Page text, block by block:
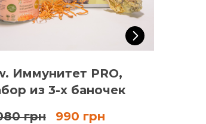
Иммунитет PRO,
из 3-х баночек
грн
990 грн